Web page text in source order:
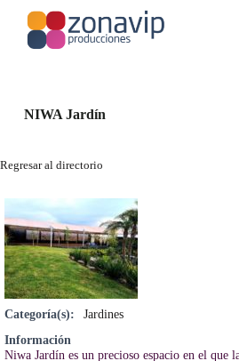
o
n
n
i
d
o
NIWA Jardín
Regresar al directorio
Categoría(s):
Jardines
Información
Niwa Jardín es un precioso espacio en el que